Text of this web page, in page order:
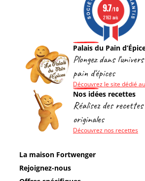
Palais du Pain
Plongez dans
pain d'épices
Découvrez le site dédié
9.7/10
2163 avis
Nos idées recettes
Réalisez des
originales
Découvrez nos recettes
La maison Fortwenger
Rejoignez-nous